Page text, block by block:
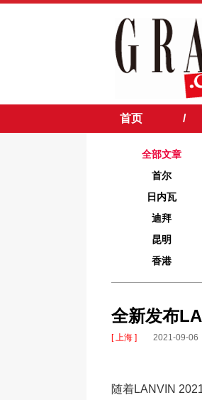
首页 /
全部文章
首尔
日内瓦
迪拜
昆明
香港
全新发布
[ 上海 ] 2021-09-06
随着LANVIN